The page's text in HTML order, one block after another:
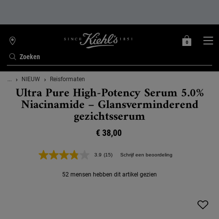
Zoeken
WINKELZOEKER
MIJN
0
0 PRODUCT
Hoofdinhoud
... NIEUW Reisformaten
Ultra Pure High-Potency Serum 5.0%
Niacinamide – Glansverminderend
gezichtsserum
€ 38,00
3.9 Lees
beoordelingen.
(15) Schrijf een beoordeling
52 mensen hebben dit artikel gezien